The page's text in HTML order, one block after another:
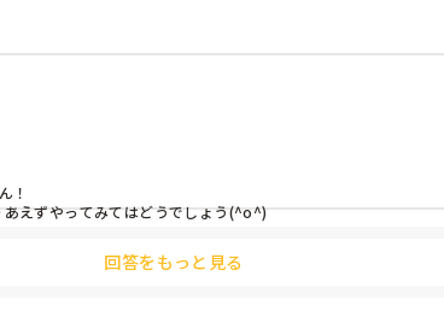
！
えずやってみてはどうでしょう(^o^)
回答をもっと見る